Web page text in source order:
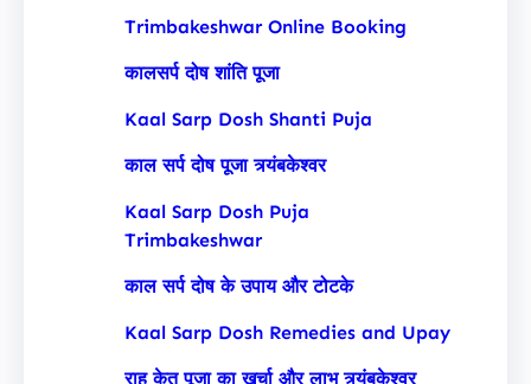
Trimbakeshwar Online Booking
कालसर्प दोष शांति पूजा
Kaal Sarp Dosh Shanti Puja
काल सर्प दोष पूजा त्र्यंबकेश्वर
Kaal Sarp Dosh Puja
Trimbakeshwar
काल सर्प दोष के उपाय और टोटके
Kaal Sarp Dosh Remedies and Upay
राहु केतु पूजा का खर्चा और लाभ त्र्यंबकेश्वर